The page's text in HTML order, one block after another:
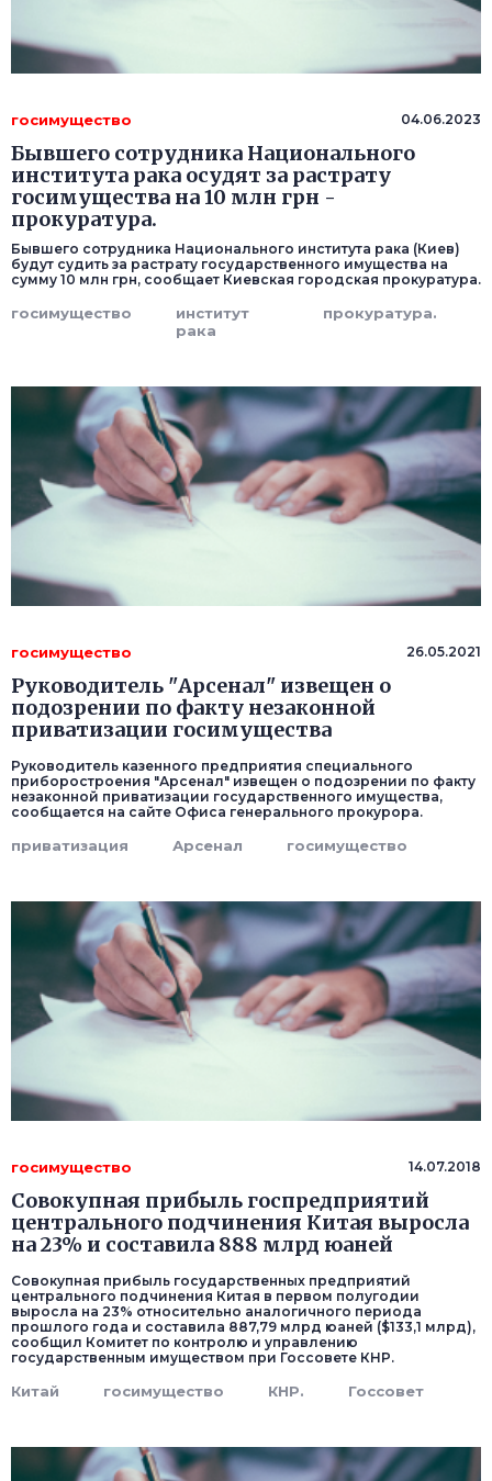
госимущество 04.06.2023
Бывшего сотрудника Национального
института рака осудят за растрату
госимущества на 10 млн грн -
прокуратура.
Бывшего сотрудника Национального института рака (Киев)
будут судить за растрату государственного имущества на
сумму 10 млн грн, сообщает Киевская городская прокуратура.
госимущество
институт
рака
прокуратура.
госимущество 26.05.2021
Руководитель "Арсенал" извещен о
подозрении по факту незаконной
приватизации госимущества
Руководитель казенного предприятия специального
приборостроения "Арсенал" извещен о подозрении по факту
незаконной приватизации государственного имущества,
сообщается на сайте Офиса генерального прокурора.
приватизация Арсенал госимущество
госимущество 14.07.2018
Совокупная прибыль госпредприятий
центрального подчинения Китая выросла
на 23% и составила 888 млрд юаней
Совокупная прибыль государственных предприятий
центрального подчинения Китая в первом полугодии
выросла на 23% относительно аналогичного периода
прошлого года и составила 887,79 млрд юаней ($133,1 млрд),
сообщил Комитет по контролю и управлению
государственным имуществом при Госсовете КНР.
Китай госимущество КНР. Госсовет